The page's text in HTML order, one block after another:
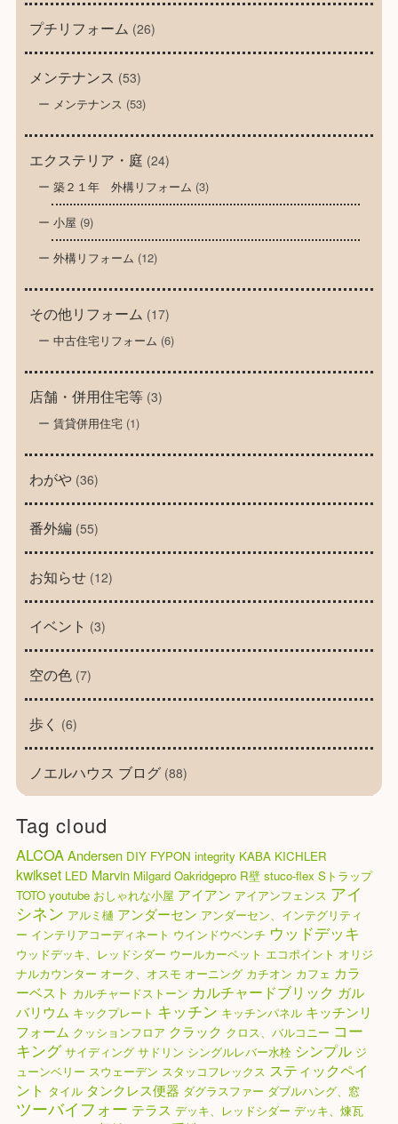
プチリフォーム (26)
メンテナンス (53)
メンテナンス (53)
エクステリア・庭 (24)
築２１年 外構リフォーム (3)
小屋 (9)
外構リフォーム (12)
その他リフォーム (17)
中古住宅リフォーム (6)
店舗・併用住宅等(3)
賃貸併用住宅(1)
わがや(36)
番外編 (55)
お知らせ(12)
イベント (3)
空の色(7)
歩く (6)
ノエルハウス ブログ(88)
Tag cloud
ALCOAAndersen DIY FYPON integrity KABA KICHLER
kwikset LED Marvin Milgard Oakridgepro R壁 stuco-flex Sトラップ
TOTO youtube おしゃれな小屋 アイアン アイアンフェンス アイ
シネン アルミ樋 アンダーセン アンダーセン、インテグリティ
ー インテリアコーディネート ウインドウベンチ ウッドデッキ
ウッドデッキ、レッドシダー ウールカーペット エコポイント オリジ
ナルカウンター オーク、オスモ オーニング カチオン カフェ カラ
ーベスト カルチャードストーン カルチャードブリック ガル
バリウム キックプレート キッチン キッチンパネル キッチンリ
フォーム クッションフロア クラック クロス、バルコニー コー
キング サイディング サドリン シングルレバー水栓 シンプル ジ
ューンベリー スウェーデン スタッコフレックス スティックペイ
ント タイル タンクレス便器 ダグラスファー ダブルハング、窓
ツーバイフォー テラス デッキ、レッドシダー デッキ、煉瓦